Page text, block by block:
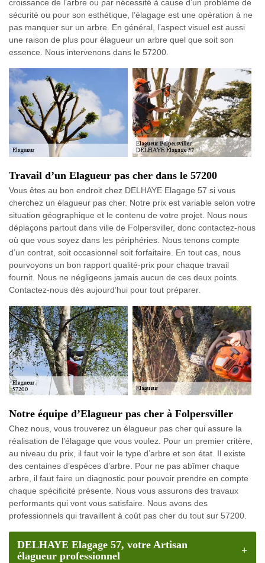
croissance de l’arbre ou par nécessité à cause d’un problème de
sécurité ou pour son esthétique, l’élagage est une opération à ne
pas manquer sur un arbre. En général, l’aspect visuel est aussi
une raison de plus pour élagueur un arbre quel que soit son
essence. Nous intervenons dans le 57200.
Travail d’un Elagueur pas cher dans le 57200
Vous êtes au bon endroit chez DELHAYE Elagage 57 si vous
cherchez un élagueur pas cher. Notre prix est variable selon votre
situation géographique et le contenu de votre projet. Nous nous
déplaçons partout dans ville de Folpersviller, donc contactez-nous
où que vous soyez dans les périphéries. Nous tenons compte
d’un contrat, soit occasionnel soit forfaitaire. En tout cas, nous
pourvoyons un bon rapport qualité-prix pour chaque travail
fournit. Nous ne négligeons jamais aucun de ces deux points.
Contactez-nous dès aujourd’hui pour tout préparer.
Notre équipe d’Elagueur pas cher à Folpersviller
Chez nous, vous trouverez un élagueur pas cher qui assure la
réalisation de l’élagage que vous voulez. Pour un premier critère,
au niveau du prix, il faut voir le type d’arbre et son état. Il existe
des centaines d’espèces d’arbre. Pour ne pas abîmer chaque
arbre, il faut faire un diagnostic pour pouvoir prendre en compte
chaque spécificité présente. Nous vous assurons des travaux
performants qui vont vous satisfaire. Nous avons des
professionnels qui travaillent à coût pas cher du tout sur 57200.
DELHAYE Elagage 57, votre Artisan
élagueur professionnel